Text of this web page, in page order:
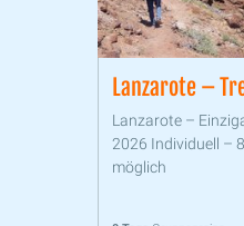
Lanzarote –
Lanzarote –
2026 Individuell –
möglich